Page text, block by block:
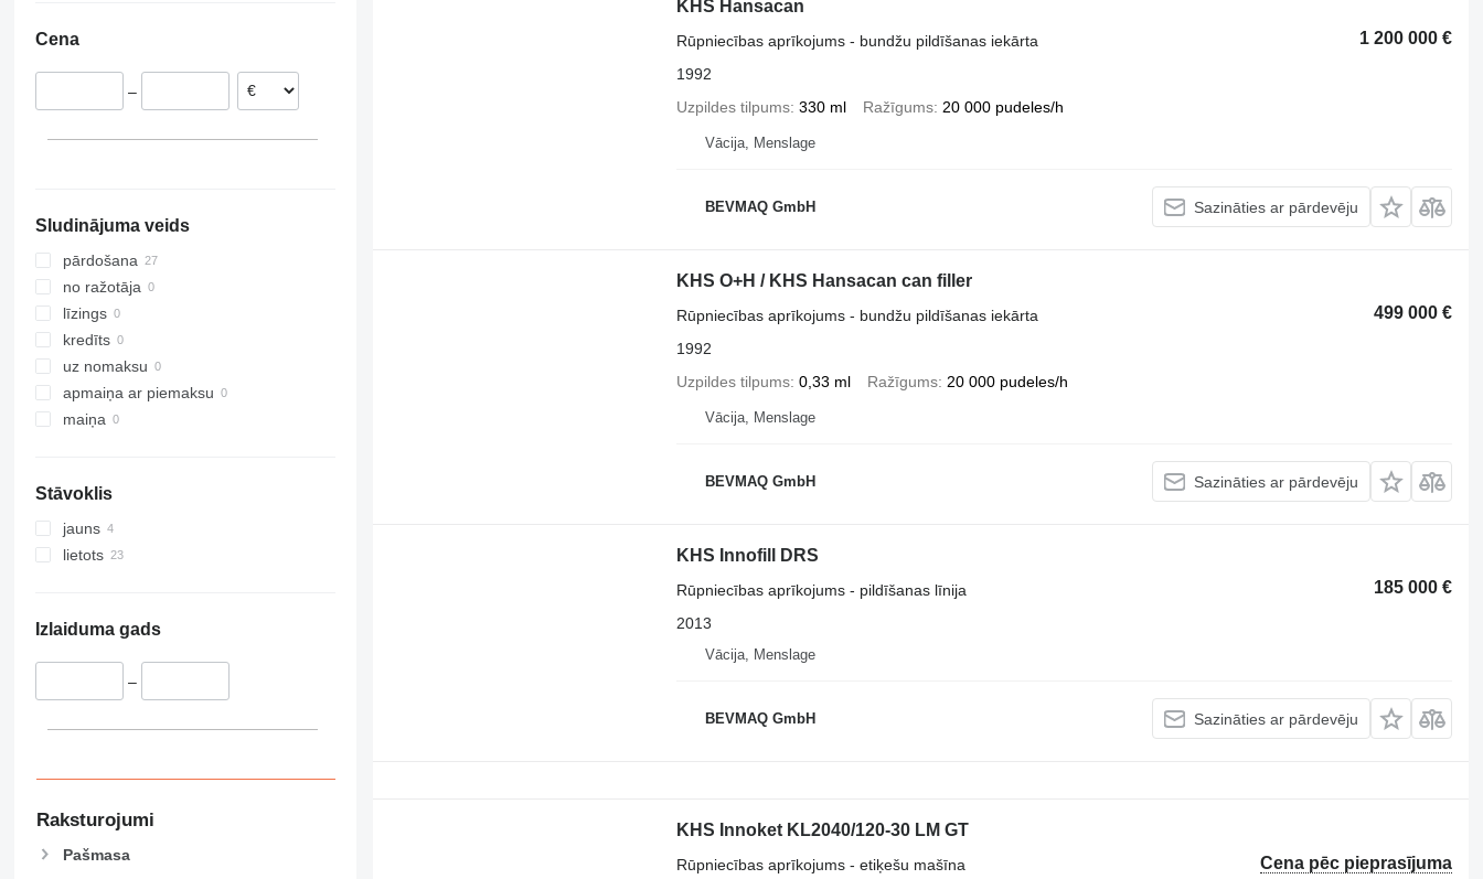
Cena
–
Sludinājuma veids
pārdošana
no ražotāja
līzings
kredīts
uz nomaksu
apmaiņa ar piemaksu
maiņa
Stāvoklis
jauns
lietots
Izlaiduma gads
–
Raksturojumi
Pašmasa
KHS Hansacan
1 200 000 €
Rūpniecības aprīkojums - bundžu pildīšanas iekārta
1992
Uzpildes tilpums 330 ml Ražīgums 20 000 pudeles/h
Vācija, Menslage
BEVMAQ GmbH Sazināties ar pārdevēju
KHS O+H / KHS Hansacan can filler
499 000 €
Rūpniecības aprīkojums - bundžu pildīšanas iekārta
1992
Uzpildes tilpums 0,33 ml Ražīgums 20 000 pudeles/h
Vācija, Menslage
BEVMAQ GmbH Sazināties ar pārdevēju
KHS Innofill DRS
185 000 €
Rūpniecības aprīkojums - pildīšanas līnija
2013
Vācija, Menslage
BEVMAQ GmbH Sazināties ar pārdevēju
KHS Innoket KL2040/120-30 LM GT
Cena pēc pieprasījuma
Rūpniecības aprīkojums - etiķešu mašīna